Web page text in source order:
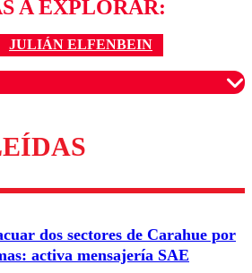
A EXPLORAR:
JULIÁN ELFENBEIN
son moderados para garantizar un
respetuoso.
dos sectores de Carahue por
activa mensajería SAE